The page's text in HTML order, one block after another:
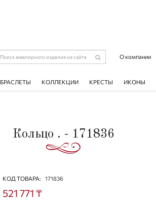
О компании
БРАСЛЕТЫ КОЛЛЕКЦИИ КРЕСТЫ ИКОНЫ
Кольцо . - 171836
КОД ТОВАРА: 171836
521 771 ₸